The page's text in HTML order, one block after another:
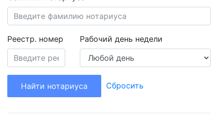
Реестр. номер Рабочий день недели
Найти нотариуса Сбросить